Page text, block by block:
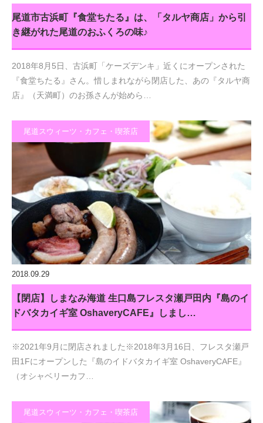
尾道市古浜町『食堂ちたる』は、「タルヤ商店」から引
き継がれた尾道のおふくろの味♪
2018年8月5日、古浜町「ケーズデンキ」近くにオープンされた
『食堂ちたる』さん。惜しまれながら閉店した、あの『タルヤ商
店』（天満町）のお孫さんが始めら…
尾道スウィーツ・カフェ・喫茶店
2018.09.29
【閉店】しまなみ海道 生口島フレスタ瀬戸田内『島のイ
ドバタカイギ室 OshaveryCAFE』しまし…
※2021年9月に閉店されました※2018年3月16日、フレスタ瀬戸
田1Fにオープンした『島のイドバタカイギ室 OshaveryCAFE』
（オシャベリーカフ…
尾道スウィーツ・カフェ・喫茶店